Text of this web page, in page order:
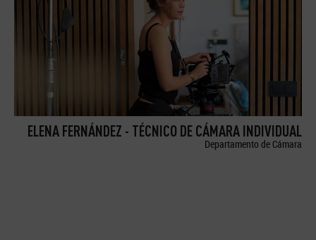
ELENA FERNÁNDEZ - TÉCNICO DE CÁMARA INDIVIDUAL
Departamento de Cámara